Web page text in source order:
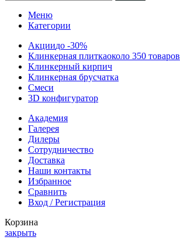
Меню
Категории
Акциидо -30%
Клинкерная плиткаоколо 350 товаров
Клинкерный кирпич
Клинкерная брусчатка
Смеси
3D конфигуратор
Академия
Галерея
Дилеры
Сотрудничество
Доставка
Наши контакты
Избранное
Сравнить
Вход / Регистрация
Корзина
закрыть